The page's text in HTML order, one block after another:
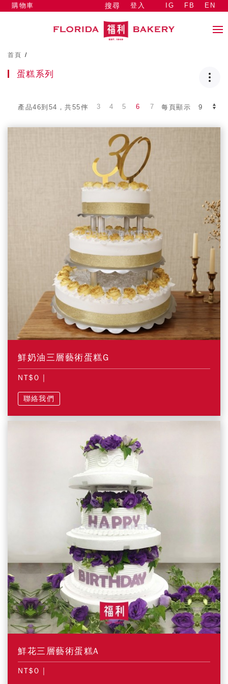
搜尋 登入
購物車 IG FB EN
首頁 /
蛋糕系列
產品46到54，共55件 每頁顯示
3 4 5 6 7
鮮奶油三層藝術蛋糕G
NT$0 |
聯絡我們
鮮花三層藝術蛋糕A
NT$0